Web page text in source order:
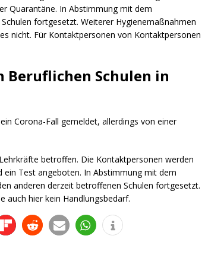
Quarantäne. In Abstimmung mit dem
fortgesetzt. Weiterer Hygienemaßnahmen
nicht. Für Kontaktpersonen von Kontaktpersonen
Beruflichen Schulen in
Corona-Fall gemeldet, allerdings von einer
betroffen. Die Kontaktpersonen werden
Test angeboten. In Abstimmung mit dem
anderen derzeit betroffenen Schulen fortgesetzt.
auch hier kein Handlungsbedarf.